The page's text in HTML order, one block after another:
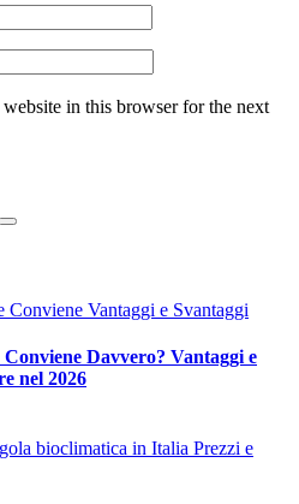
in this browser for the next
Davvero? Vantaggi e
nel 2026